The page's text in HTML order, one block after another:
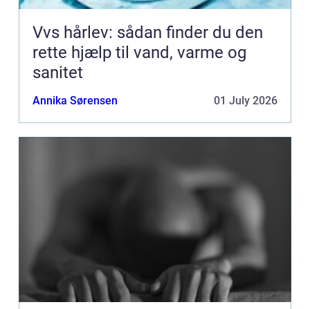
Vvs hårlev: sådan finder du den
rette hjælp til vand, varme og
sanitet
Annika Sørensen 01 July 2026